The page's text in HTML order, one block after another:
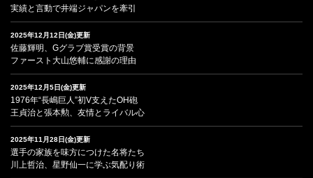
実績と言動で井端ジャパンを牽引
2025年12月12日(金)更新
佐藤輝明、Gグラブ賞受賞の背景
ファースト大山悠輔に感謝の理由
2025年12月5日(金)更新
1976年“長嶋巨人”初V支えたOH砲
王貞治と張本勲、友情とライバル心
2025年11月28日(金)更新
選手の家族を味方につけた名将たち
川上哲治、星野仙一に学ぶ気配り術